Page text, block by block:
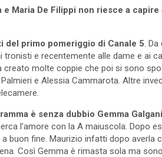
Maria De Filippi non riesce a
del primo pomeriggio di Canale 5 .
e recentemente alle dame e ai
molte coppie che poi si sono
e Alessia Cammarota. Altre
è senza dubbio Gemma Galgani
l’amore con la A maiuscola. Dopo
buon fine. Maurizio infatti dopo averla
Così Gemma è rimasta sola ma